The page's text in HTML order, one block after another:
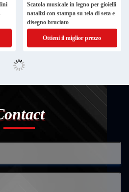
Scatola musicale in legno per gioielli
natalizi con stampa su tela di seta e
disegno bruciato
Ottieni il miglior prezzo